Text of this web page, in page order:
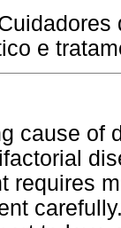
e
cause of
requires